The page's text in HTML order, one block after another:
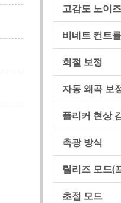
고감도 노이
비네트 컨트롤
회절 보정
자동 왜곡 보
플리커 현상
측광 방식
릴리즈 모드(
초점 모드